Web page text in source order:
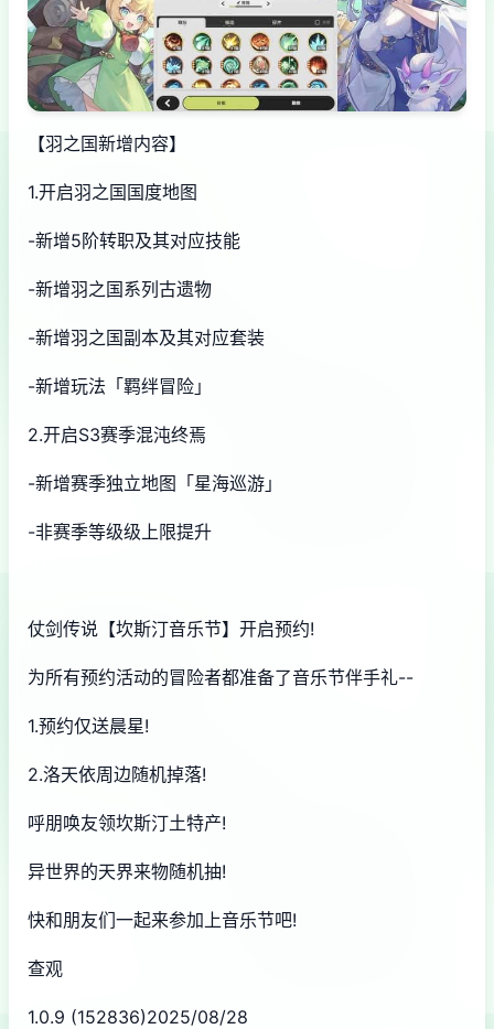
【羽之国新增内容】
1.开启羽之国国度地图
-新增5阶转职及其对应技能
-新增羽之国系列古遗物
-新增羽之国副本及其对应套装
-新增玩法「羁绊冒险」
2.开启S3赛季混沌终焉
-新增赛季独立地图「星海巡游」
-非赛季等级级上限提升
仗剑传说【坎斯汀音乐节】开启预约!
为所有预约活动的冒险者都准备了音乐节伴手礼--
1.预约仅送晨星!
2.洛天依周边随机掉落!
呼朋唤友领坎斯汀土特产!
异世界的天界来物随机抽!
快和朋友们一起来参加上音乐节吧!
查观
1.0.9 (152836)2025/08/28